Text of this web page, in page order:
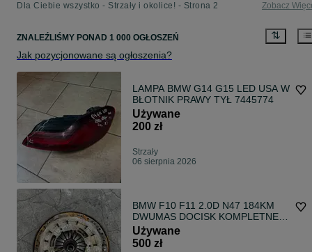
Dla Ciebie wszystko - Strzały i okolice! - Strona 2 Zobacz
ZNALEŹLIŚMY PONAD 1 000 OGŁOSZEŃ
Jak pozycjonowane są ogłoszenia?
LAMPA BMW G14 G15 LED USA W
BŁOTNIK PRAWY TYŁ 7445774
Używane
200 zł
Strzały
06 sierpnia 2026
BMW F10 F11 2.0D N47 184KM
DWUMAS DOCISK KOMPLETNE
SPRZĘGŁO 7594958
Używane
500 zł